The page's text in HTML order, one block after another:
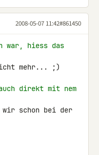
2008-05-07 11:42#861450
war, hiess das
mehr... ;)
direkt mit nem
schon bei der